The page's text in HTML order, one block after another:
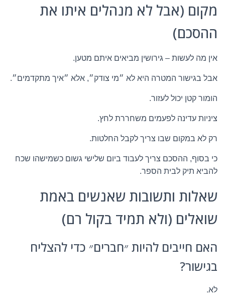
מקום (אבל לא מנהלים איתו את
ההסכם)
אין מה לעשות – גירושין מביאים איתם מטען.
אבל בגישור המטרה היא לא ״מי צודק״, אלא ״איך מתקדמים״.
הומור קטן יכול לעזור.
ציניות עדינה לפעמים משחררת לחץ.
רק לא במקום שבו צריך לקבל החלטות.
כי בסוף, ההסכם צריך לעבוד ביום שלישי גשום כשמישהו שכח
להביא תיק לבית הספר.
שאלות ותשובות שאנשים באמת
שואלים (ולא תמיד בקול רם)
האם חייבים להיות ״חברים״ כדי להצליח
בגישור?
לא.